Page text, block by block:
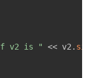
v2 is " << v2.